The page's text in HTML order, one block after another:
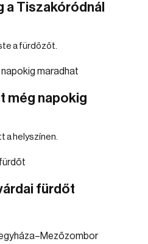
a Tiszakóródnál
a fürdőzőt.
még napokig
a helyszínen.
fürdőt